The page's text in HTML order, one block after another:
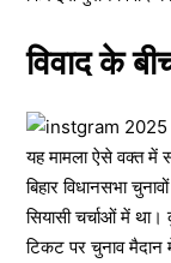
विवाद के
यह मामला ऐसे वक्त
बिहार विधानसभा
सियासी चर्चाओं में
टिकट पर चुनाव